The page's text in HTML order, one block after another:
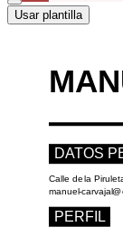
Usar plantilla